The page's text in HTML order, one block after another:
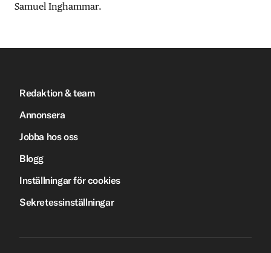
Samuel Inghammar.
Redaktion & team
Annonsera
Jobba hos oss
Blogg
Inställningar för cookies
Sekretessinställningar